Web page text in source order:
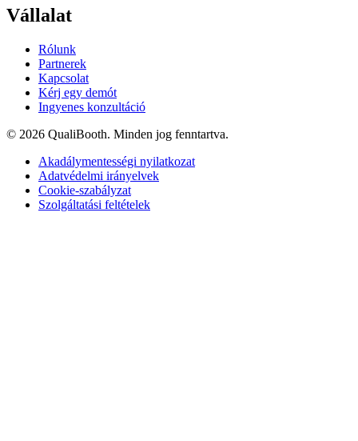
Vállalat
Rólunk
Partnerek
Kapcsolat
Kérj egy demót
Ingyenes konzultáció
© 2026 QualiBooth. Minden jog fenntartva.
Akadálymentességi nyilatkozat
Adatvédelmi irányelvek
Cookie-szabályzat
Szolgáltatási feltételek